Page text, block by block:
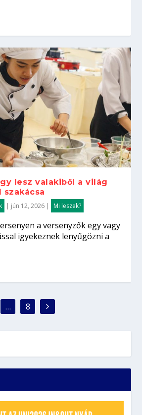
lesz valakiből a világ
| jún 12, 2026 | Mi leszek?
a versenyzők egy vagy
igyekeznek lenyűgözni a
… 8